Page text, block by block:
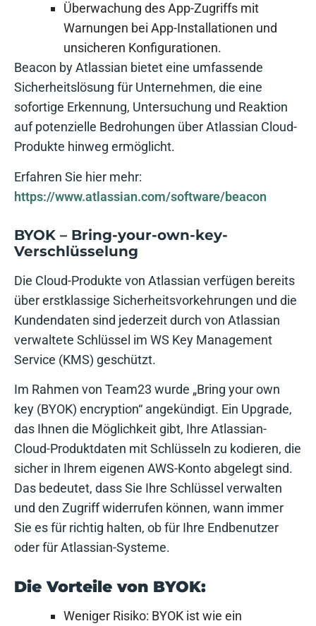
Überwachung des App-Zugriffs mit
Warnungen bei App-Installationen und
unsicheren Konfigurationen.
Beacon by Atlassian bietet eine umfassende
Sicherheitslösung für Unternehmen, die eine
sofortige Erkennung, Untersuchung und Reaktion
auf potenzielle Bedrohungen über Atlassian Cloud-
Produkte hinweg ermöglicht.
Erfahren Sie hier mehr:
https://www.atlassian.com/software/beacon
BYOK – Bring-your-own-key-
Verschlüsselung
Die Cloud-Produkte von Atlassian verfügen bereits
über erstklassige Sicherheitsvorkehrungen und die
Kundendaten sind jederzeit durch von Atlassian
verwaltete Schlüssel im WS Key Management
Service (KMS) geschützt.
Im Rahmen von Team23 wurde „Bring your own
key (BYOK) encryption“ angekündigt. Ein Upgrade,
das Ihnen die Möglichkeit gibt, Ihre Atlassian-
Cloud-Produktdaten mit Schlüsseln zu kodieren, die
sicher in Ihrem eigenen AWS-Konto abgelegt sind.
Das bedeutet, dass Sie Ihre Schlüssel verwalten
und den Zugriff widerrufen können, wann immer
Sie es für richtig halten, ob für Ihre Endbenutzer
oder für Atlassian-Systeme.
Die Vorteile von BYOK:
Weniger Risiko: BYOK ist wie ein